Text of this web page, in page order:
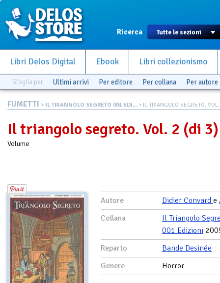
Ricerca
Libri Delos Digital Ebook Libri collezionismo
Sfoglia per Ultimi arrivi Per editore Per collana Per autore
FUMETTI > IL TRIANGOLO SEGRETO 001 EDI... > IL TRIANGOLO SEGRETO.
Il triangolo segreto. Vol. 2 (di 3)
Volume
Autore Didier Convard e
Collana
Il Triangolo
001 Edizioni
Reparto
Bande Desinée
Genere
Horror